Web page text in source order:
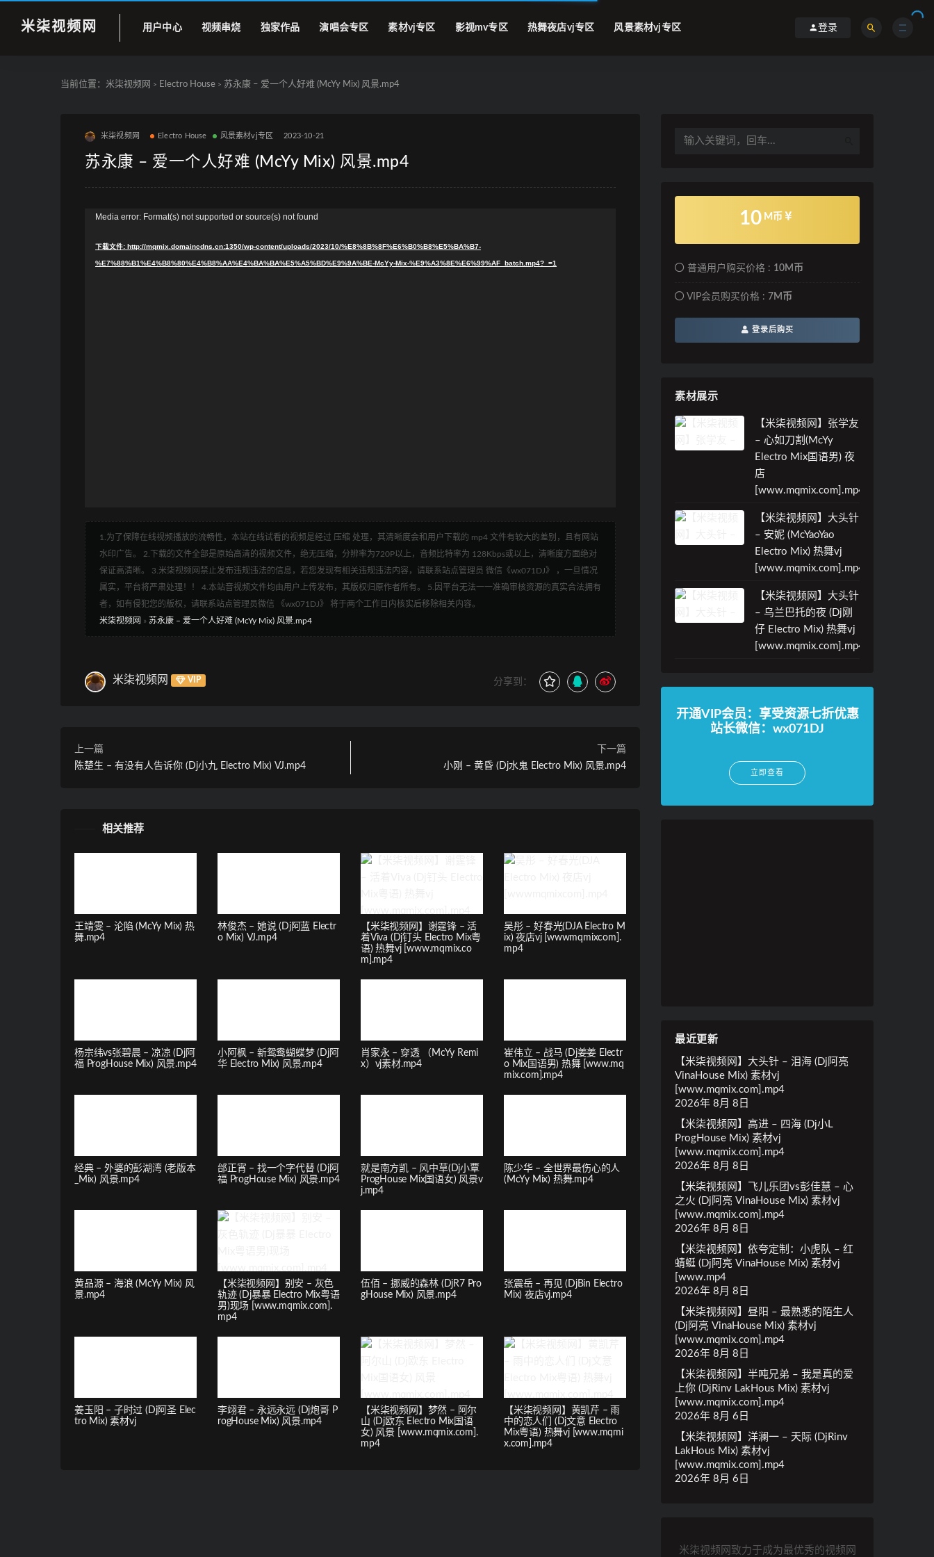
米柒视频网 用户中心 视频串烧 独家作品 演唱会专区 素材vj专区 影视mv专区 热舞夜店vj专区 风景素材vj专区 登录
当前位置： 米柒视频网 > Electro House > 苏永康 – 爱一个人好难 (McYy Mix) 风景.mp4
米柒视频网 Electro House 风景素材vj专区 2023-10-21
苏永康 – 爱一个人好难 (McYy Mix) 风景.mp4
Media error: Format(s) not supported or source(s) not found
下载文件: http://mqmix.domaincdns.cn:1350/wp-content/uploads/2023/10/%E8%8B%8F%E6%B0%B8%E5%BA%B7-
%E7%88%B1%E4%B8%80%E4%B8%AA%E4%BA%BA%E5%A5%BD%E9%9A%BE-McYy-Mix-%E9%A3%8E%E6%99%AF_batch.mp4?_=1
1.为了保障在线视频播放的流畅性，本站在线试看的视频是经过 压缩 处理，其清晰度会和用户下载的 mp4 文件有较大的差别，且有网站
水印广告。 2.下载的文件全部是原始高清的视频文件，绝无压缩，分辨率为720P以上，音频比特率为 128Kbps或以上，清晰度方面绝对
保证高清晰。 3.米柒视频网禁止发布违规违法的信息，若您发现有相关违规违法内容，请联系站点管理员 微信《wx071DJ》 ，一旦情况
属实，平台将严肃处理！！ 4.本站音视频文件均由用户上传发布，其版权归原作者所有。 5.因平台无法一一准确审核资源的真实合法拥有
者，如有侵犯您的版权，请联系站点管理员微信 《wx071DJ》 将于两个工作日内核实后移除相关内容。
米柒视频网 » 苏永康 – 爱一个人好难 (McYy Mix) 风景.mp4
米柒视频网 VIP 分享到：
上一篇
陈楚生 – 有没有人告诉你 (Dj小九 Electro Mix) VJ.mp4
下一篇
小刚 – 黄昏 (Dj水鬼 Electro Mix) 风景.mp4
相关推荐
王靖雯 – 沦陷 (McYy Mix) 热
舞.mp4
林俊杰 – 她说 (Dj阿蓝 Electr
o Mix) VJ.mp4
【米柒视频网】谢霆锋 – 活
着Viva (Dj钉头 Electro Mix粤
语) 热舞vj [www.mqmix.co
m].mp4
吴彤 – 好春光(DJA Electro M
ix) 夜店vj [wwwmqmixcom].
mp4
杨宗纬vs张碧晨 – 凉凉 (Dj阿
福 ProgHouse Mix) 风景.mp4
小阿枫 – 新鸳鸯蝴蝶梦 (Dj阿
华 Electro Mix) 风景.mp4
肖家永 – 穿透 （McYy Remi
x）vj素材.mp4
崔伟立 – 战马 (Dj姜姜 Electr
o Mix国语男) 热舞 [www.mq
mix.com].mp4
经典 – 外婆的彭湖湾 (老版本
_Mix) 风景.mp4
邰正宵 – 找一个字代替 (Dj阿
福 ProgHouse Mix) 风景.mp4
就是南方凯 – 风中草(Dj小覃
ProgHouse Mix国语女) 风景v
j.mp4
陈少华 – 全世界最伤心的人
(McYy Mix) 热舞.mp4
黄品源 – 海浪 (McYy Mix) 风
景.mp4
【米柒视频网】别安 – 灰色
轨迹 (Dj暴暴 Electro Mix粤语
男)现场 [www.mqmix.com].
mp4
伍佰 – 挪威的森林 (DjR7 Pro
gHouse Mix) 风景.mp4
张震岳 – 再见 (DjBin Electro
Mix) 夜店vj.mp4
姜玉阳 – 子时过 (Dj阿圣 Elec
tro Mix) 素材vj
李翊君 – 永远永远 (Dj炮哥 P
rogHouse Mix) 风景.mp4
【米柒视频网】梦然 – 阿尔
山 (Dj欧东 Electro Mix国语
女) 风景 [www.mqmix.com].
mp4
【米柒视频网】黄凯芹 – 雨
中的恋人们 (Dj文意 Electro
Mix粤语) 热舞vj [www.mqmi
x.com].mp4
10 M币
普通用户购买价格 : 10M币
VIP会员购买价格 : 7M币
登录后购买
素材展示
【米柒视频网】张学友
– 心如刀割(McYy
Electro Mix国语男) 夜
店
[www.mqmix.com].mp4
【米柒视频网】大头针
– 安妮 (McYaoYao
Electro Mix) 热舞vj
[www.mqmix.com].mp4
【米柒视频网】大头针
– 乌兰巴托的夜 (Dj刚
仔 Electro Mix) 热舞vj
[www.mqmix.com].mp4
开通VIP会员：享受资源七折优惠
站长微信：wx071DJ
立即查看
最近更新
【米柒视频网】大头针 – 泪海 (Dj阿亮
VinaHouse Mix) 素材vj
[www.mqmix.com].mp4
2026年 8月 8日
【米柒视频网】高进 – 四海 (Dj小L
ProgHouse Mix) 素材vj
[www.mqmix.com].mp4
2026年 8月 8日
【米柒视频网】飞儿乐团vs彭佳慧 – 心
之火 (Dj阿亮 VinaHouse Mix) 素材vj
[www.mqmix.com].mp4
2026年 8月 8日
【米柒视频网】依夸定制：小虎队 – 红
蜻蜓 (Dj阿亮 VinaHouse Mix) 素材vj
[www.mp4
2026年 8月 8日
【米柒视频网】昼阳 – 最熟悉的陌生人
(Dj阿亮 VinaHouse Mix) 素材vj
[www.mqmix.com].mp4
2026年 8月 8日
【米柒视频网】半吨兄弟 – 我是真的爱
上你 (DjRinv LakHous Mix) 素材vj
[www.mqmix.com].mp4
2026年 8月 6日
【米柒视频网】洋澜一 – 天际 (DjRinv
LakHous Mix) 素材vj
[www.mqmix.com].mp4
2026年 8月 6日
米柒视频网致力于成为最优秀的视频网